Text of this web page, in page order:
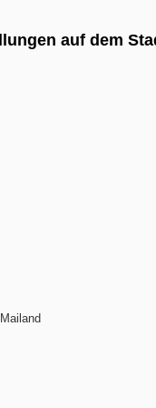
auf dem